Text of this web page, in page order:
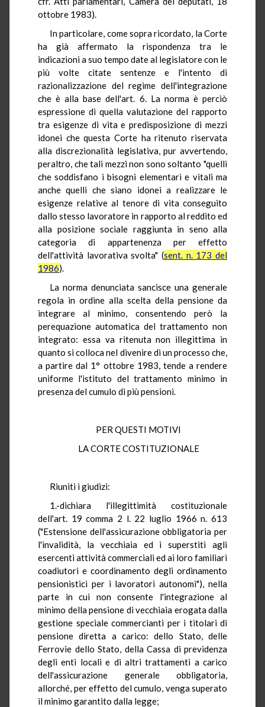
ottobre 1983).
In particolare, come sopra ricordato, la Corte
ha già affermato la rispondenza tra le
indicazioni a suo tempo date al legislatore con le
più volte citate sentenze e l'intento di
razionalizzazione del regime dell'integrazione
che è alla base dell'art. 6. La norma è perciò
espressione di quella valutazione del rapporto
tra esigenze di vita e predisposizione di mezzi
idonei che questa Corte ha ritenuto riservata
alla discrezionalità legislativa, pur avvertendo,
peraltro, che tali mezzi non sono soltanto "quelli
che soddisfano i bisogni elementari e vitali ma
anche quelli che siano idonei a realizzare le
esigenze relative al tenore di vita conseguito
dallo stesso lavoratore in rapporto al reddito ed
alla posizione sociale raggiunta in seno alla
categoria di appartenenza per effetto
dell'attività lavorativa svolta" (sent. n. 173 del
1986).
La norma denunciata sancisce una generale
regola in ordine alla scelta della pensione da
integrare al minimo, consentendo però la
perequazione automatica del trattamento non
integrato: essa va ritenuta non illegittima in
quanto si colloca nel divenire di un processo che,
a partire dal 1° ottobre 1983, tende a rendere
uniforme l'istituto del trattamento minimo in
presenza del cumulo di più pensioni.
PER QUESTI MOTIVI
LA CORTE COSTITUZIONALE
Riuniti i giudizi:
1.-dichiara l'illegittimità costituzionale
dell'art. 19 comma 2 l. 22 luglio 1966 n. 613
("Estensione dell'assicurazione obbligatoria per
l'invalidità, la vecchiaia ed i superstiti agli
esercenti attività commerciali ed ai loro familiari
coadiutori e coordinamento degli ordinamento
pensionistici per i lavoratori autonomi"), nella
parte in cui non consente l'integrazione al
minimo della pensione di vecchiaia erogata dalla
gestione speciale commercianti per i titolari di
pensione diretta a carico: dello Stato, delle
Ferrovie dello Stato, della Cassa di previdenza
degli enti locali e di altri trattamenti a carico
dell'assicurazione generale obbligatoria,
allorché, per effetto del cumulo, venga superato
il minimo garantito dalla legge;